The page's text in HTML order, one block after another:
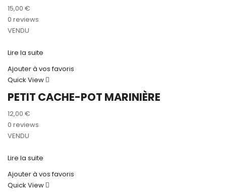
15,00 €
0 reviews
VENDU
Lire la suite
Ajouter à vos favoris
Quick View
PETIT CACHE-POT MARINIÈRE
12,00 €
0 reviews
VENDU
Lire la suite
Ajouter à vos favoris
Quick View